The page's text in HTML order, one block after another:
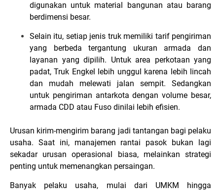
digunakan untuk material bangunan atau barang
berdimensi besar.
Selain itu, setiap jenis truk memiliki tarif pengiriman
yang berbeda tergantung ukuran armada dan
layanan yang dipilih. Untuk area perkotaan yang
padat, Truk Engkel lebih unggul karena lebih lincah
dan mudah melewati jalan sempit. Sedangkan
untuk pengiriman antarkota dengan volume besar,
armada CDD atau Fuso dinilai lebih efisien.
Urusan kirim-mengirim barang jadi tantangan bagi pelaku
usaha. Saat ini, manajemen rantai pasok bukan lagi
sekadar urusan operasional biasa, melainkan strategi
penting untuk memenangkan persaingan.
Banyak pelaku usaha, mulai dari UMKM hingga